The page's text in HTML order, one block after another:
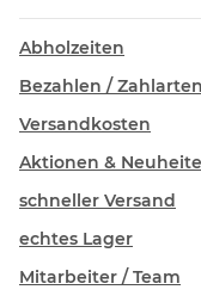
Abholzeiten
Bezahlen / Zahlarten
Versandkosten
Aktionen &
schneller Versand
echtes Lager
Mitarbeiter / Team